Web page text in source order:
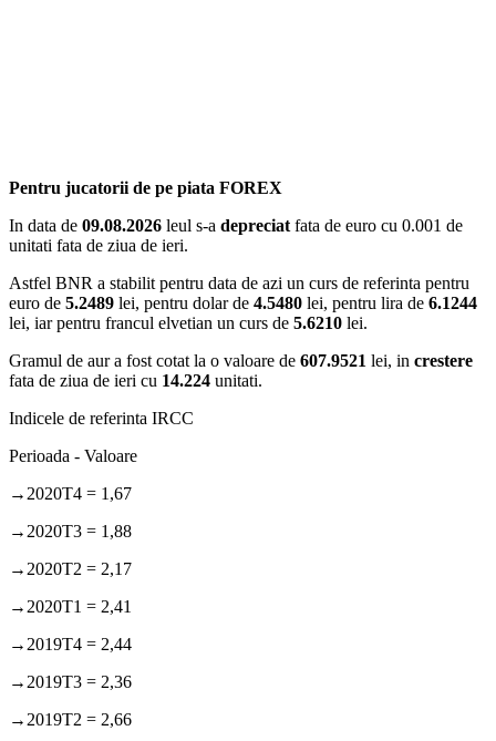
Pentru jucatorii de pe piata FOREX
In data de 09.08.2026 leul s-a depreciat fata de euro cu 0.001 de
unitati fata de ziua de ieri.
Astfel BNR a stabilit pentru data de azi un curs de referinta pentru
euro de 5.2489 lei, pentru dolar de 4.5480 lei, pentru lira de 6.1244
lei, iar pentru francul elvetian un curs de 5.6210 lei.
Gramul de aur a fost cotat la o valoare de 607.9521 lei, in crestere
fata de ziua de ieri cu 14.224 unitati.
Indicele de referinta IRCC
Perioada - Valoare
→2020T4 = 1,67
→2020T3 = 1,88
→2020T2 = 2,17
→2020T1 = 2,41
→2019T4 = 2,44
→2019T3 = 2,36
→2019T2 = 2,66